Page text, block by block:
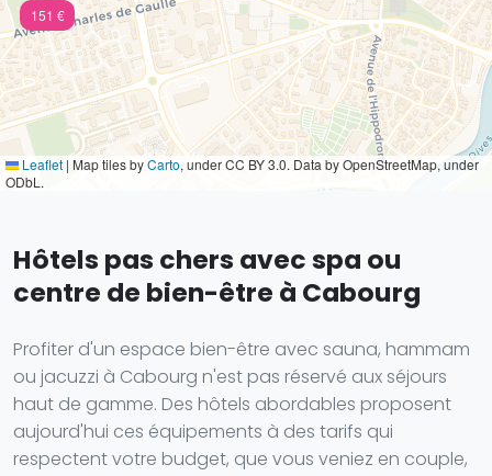
151 €
Leaflet | Map tiles byCarto, under CC BY 3.0. Data by OpenStreetMap, under
ODbL.
Hôtels pas chers avec spa ou
centre de bien-être à Cabourg
Profiter d'un espace bien-être avec sauna, hammam
ou jacuzzi à Cabourg n'est pas réservé aux séjours
haut de gamme. Des hôtels abordables proposent
aujourd'hui ces équipements à des tarifs qui
respectent votre budget, que vous veniez en couple,